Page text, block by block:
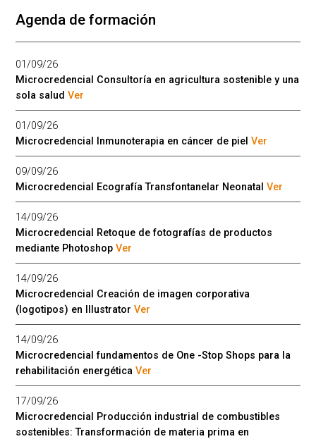
Agenda de formación
01/09/26
Microcredencial Consultoría en agricultura sostenible y una
sola saludVer
01/09/26
Microcredencial Inmunoterapia en cáncer de pielVer
09/09/26
Microcredencial Ecografía Transfontanelar NeonatalVer
14/09/26
Microcredencial Retoque de fotografías de productos
mediante PhotoshopVer
14/09/26
Microcredencial Creación de imagen corporativa
(logotipos) en IllustratorVer
14/09/26
Microcredencial fundamentos de One -Stop Shops para la
rehabilitación energéticaVer
17/09/26
Microcredencial Producción industrial de combustibles
sostenibles: Transformación de materia prima en